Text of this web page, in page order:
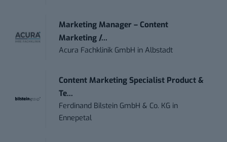
Marketing Manager – Content
Marketing /...
Acura Fachklinik GmbH inAlbstadt
Content Marketing Specialist Product &
Te...
Ferdinand Bilstein GmbH & Co. KG in
Ennepetal